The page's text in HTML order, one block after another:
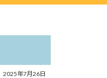
最
2025年7月26日